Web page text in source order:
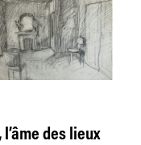
l’âme des lieux